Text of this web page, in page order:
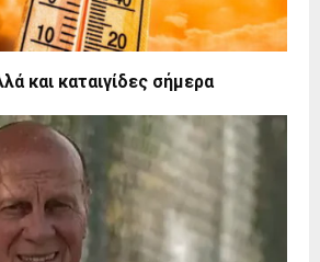
και καταιγίδες σήμερα